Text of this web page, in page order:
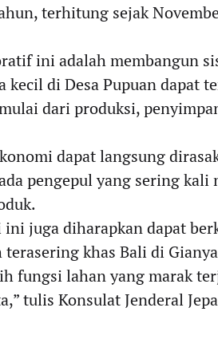
terhitung sejak
ini adalah membangun
kecil di Desa Pupuan dapat
dari produksi,
dapat langsung
pengepul yang sering kali
ini juga diharapkan dapat
khas Bali di
fungsi lahan yang marak
tulis Konsulat Jenderal